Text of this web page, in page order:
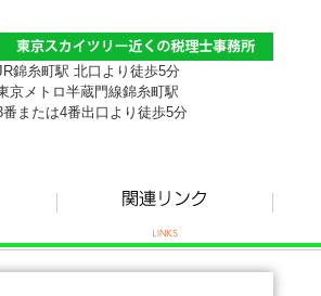
錦糸町駅 北口より徒歩5分
京メトロ半蔵門線錦糸町駅
番または4番出口より徒歩5分